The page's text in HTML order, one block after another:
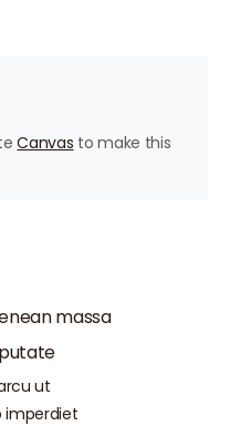
Canvas to make this
massa
ut
imperdiet